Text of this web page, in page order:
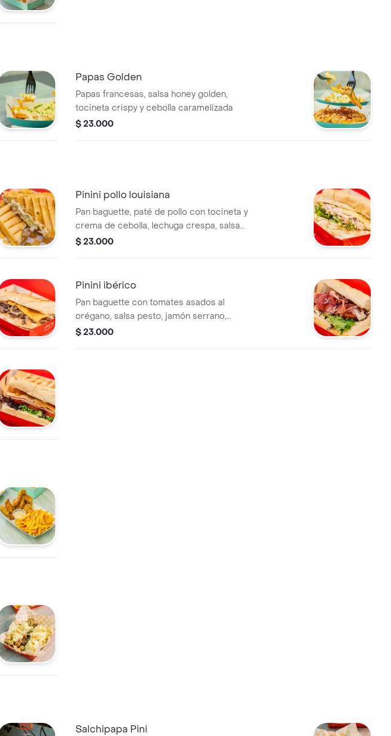
Papas Golden
Papas francesas, salsa honey golden,
tocineta crispy y cebolla caramelizada
$ 23.000
Pinini pollo louisiana
Pan baguette, paté de pollo con tocineta y
crema de cebolla, lechuga crespa, salsa
pini y queso mozzarella.
$ 23.000
Pinini ibérico
Pan baguette con tomates asados al
orégano, salsa pesto, jamón serrano,
mozzarella di búfala, lechuga crespa y
$ 23.000
Salchipapa Pini